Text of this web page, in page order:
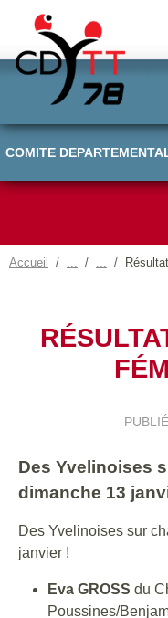
COMITE
Accueil
Des Yvelinoises
dimanche 13
Des Yvelinoises sur
janvier !
Eva GROSS du
Poussines/
Panneau de gestion des